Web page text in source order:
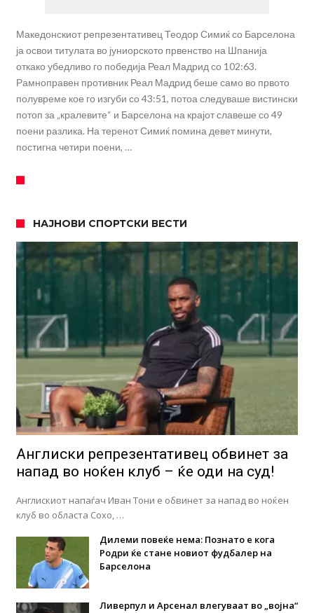
Македонскиот репрезентативец Теодор Симиќ со Барселона
ја освои титулата во јуниорското првенство на Шпанија
откако убедливо го победија Реал Мадрид со 102:63.
Рамноправен противник Реал Мадрид беше само во првото
полувреме кое го изгуби со 43:51, потоа следуваше вистински
потоп за „кралевите“ и Барселона на крајот славеше со 49
поени разлика. На теренот Симиќ помина девет минути,
постигна четири поени, …
НАЈНОВИ СПОРТСКИ ВЕСТИ
Англиски репрезентативец обвинет за
напад во ноќен клуб – ќе оди на суд!
Англискиот напаѓач Иван Тони е обвинет за напад во ноќен
клуб во областа Сохо, …
Дилеми повеќе нема: Познато е кога
Родри ќе стане новиот фудбалер на
Барселона
Ливерпул и Арсенал влегуваат во „војна“